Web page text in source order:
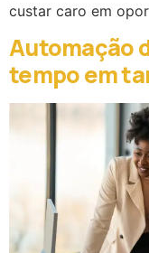
custar caro em
Automação
tempo em